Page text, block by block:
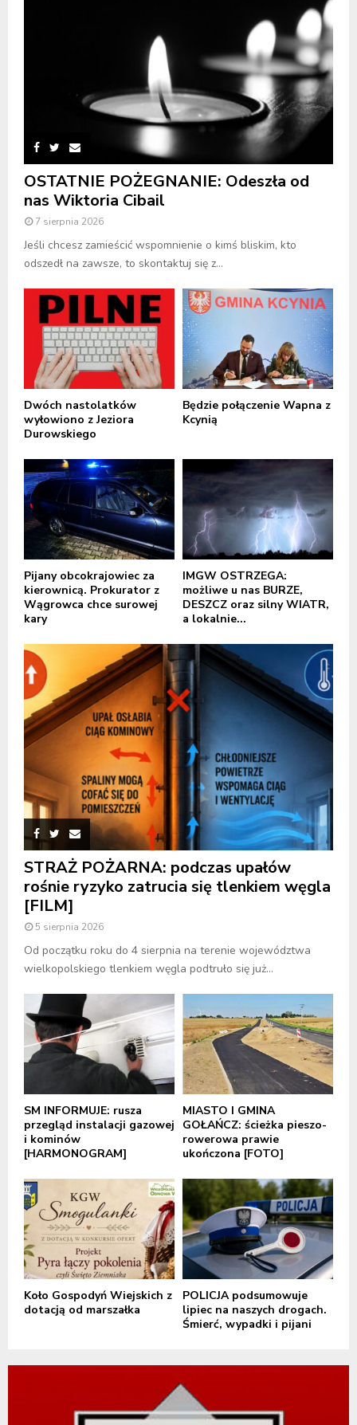
OSTATNIE POŻEGNANIE: Odeszła od
nas Wiktoria Cibail
7 sierpnia 2026
Jeśli chcesz zamieścić wspomnienie o kimś bliskim, kto
odszedł na zawsze, to skontaktuj się z...
Dwóch nastolatków
wyłowiono z Jeziora
Durowskiego
Będzie połączenie Wapna z
Kcynią
Pijany obcokrajowiec za
kierownicą. Prokurator z
Wągrowca chce surowej
kary
IMGW OSTRZEGA:
możliwe u nas BURZE,
DESZCZ oraz silny WIATR,
a lokalnie...
STRAŻ POŻARNA: podczas upałów
rośnie ryzyko zatrucia się tlenkiem węgla
[FILM]
5 sierpnia 2026
Od początku roku do 4 sierpnia na terenie województwa
wielkopolskiego tlenkiem węgla podtruło się już...
SM INFORMUJE: rusza
przegląd instalacji gazowej
i kominów
[HARMONOGRAM]
MIASTO I GMINA
GOŁAŃCZ: ścieżka pieszo-
rowerowa prawie
ukończona [FOTO]
Koło Gospodyń Wiejskich z
dotacją od marszałka
POLICJA podsumowuje
lipiec na naszych drogach.
Śmierć, wypadki i pijani